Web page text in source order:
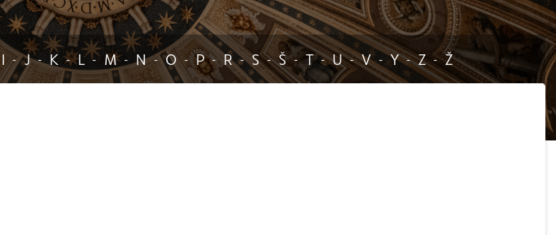
I - J - K - L - M - N - O - P - R - S - Š - T - U - V - Y - Z - Ž